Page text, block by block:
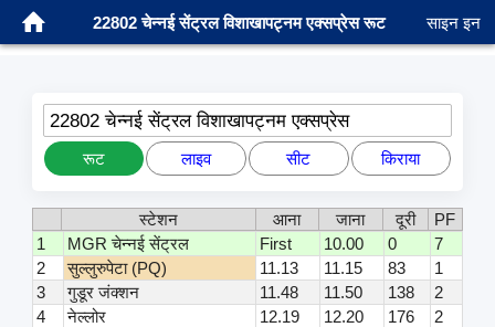
22802 चेन्नई सेंट्रल विशाखापट्नम एक्सप्रेस रूट साइन इन
22802 चेन्नई सेंट्रल विशाखापट्नम एक्सप्रेस
रूट लाइव सीट किराया
स्टेशन आना जाना दूरी
PF
1
MGR चेन्नई सेंट्रल First 10.00 0
7
2
सुल्लुरुपेटा (PQ) 11.13 11.15 83
1
3
गुडूर जंक्शन 11.48 11.50 138
2
4
नेल्लोर 12.19 12.20 176
2